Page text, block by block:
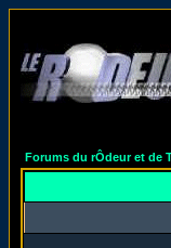
Forums du rÔdeur et de